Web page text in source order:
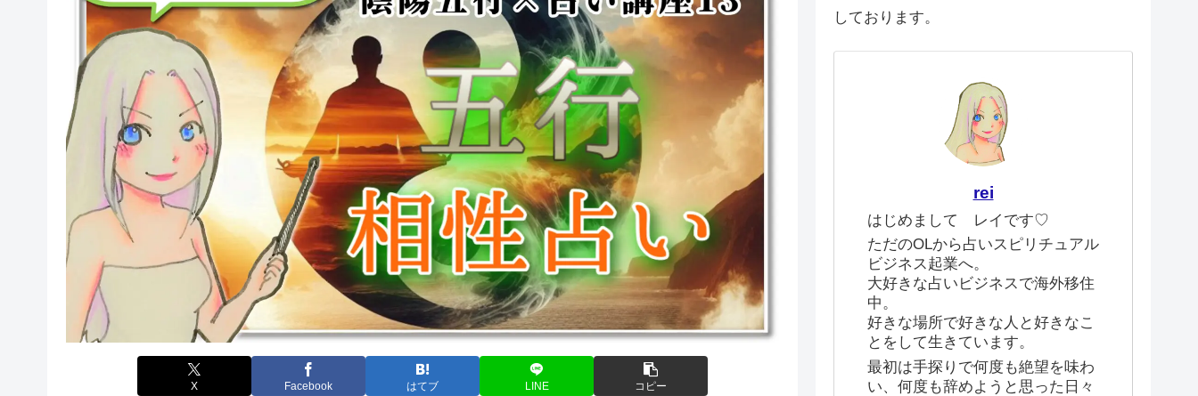
X Facebook はてブ LINE コピー
しております。
rei
はじめまして レイです♡
ただのOLから占いスピリチュアル
ビジネス起業へ。
大好きな占いビジネスで海外移住
中。
好きな場所で好きな人と好きなこ
とをして生きています。
最初は手探りで何度も絶望を味わ
い、何度も辞めようと思った日々